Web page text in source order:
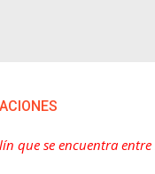
que se encuentra entre